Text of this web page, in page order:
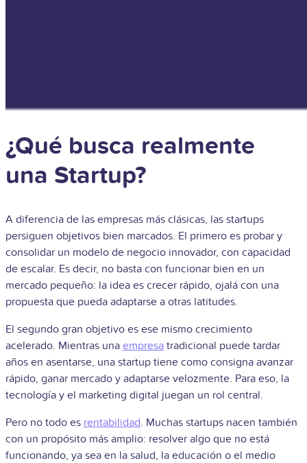
¿Qué busca realmente
una Startup?
A diferencia de las empresas más clásicas, las startups
persiguen objetivos bien marcados. El primero es probar y
consolidar un modelo de negocio innovador, con capacidad
de escalar. Es decir, no basta con funcionar bien en un
mercado pequeño: la idea es crecer rápido, ojalá con una
propuesta que pueda adaptarse a otras latitudes.
El segundo gran objetivo es ese mismo crecimiento
acelerado. Mientras una empresa tradicional puede tardar
años en asentarse, una startup tiene como consigna avanzar
rápido, ganar mercado y adaptarse velozmente. Para eso, la
tecnología y el marketing digital juegan un rol central.
Pero no todo es rentabilidad. Muchas startups nacen también
con un propósito más amplio: resolver algo que no está
funcionando, ya sea en la salud, la educación o el medio